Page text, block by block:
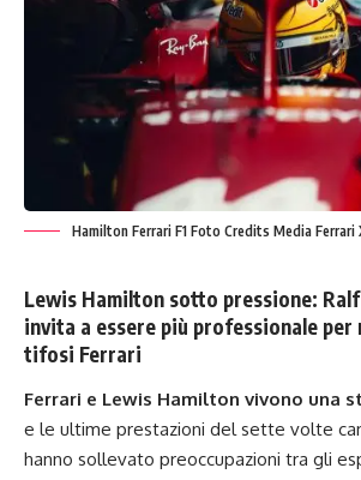
Hamilton Ferrari F1 Foto Credits Media Ferrari
Lewis Hamilton sotto pressione:
invita a essere più professionale per
tifosi Ferrari
Ferrari e Lewis Hamilton vivono una
e le ultime prestazioni del sette volte
hanno sollevato preoccupazioni tra gli